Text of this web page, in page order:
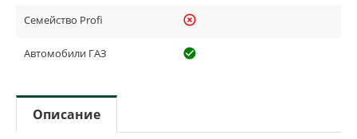
Семейство Profi highlight_off
Автомобили ГАЗ check_circle_outline
Описание